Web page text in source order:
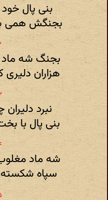
بنی پال
بجنگش همی
بجنگ شه
هزاران
نبرد
بنی پال با
شه ماد
سپاه